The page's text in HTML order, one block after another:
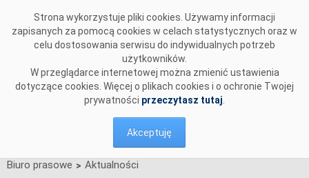
Strona wykorzystuje pliki cookies. Używamy informacji
zapisanych za pomocą cookies w celach statystycznych oraz w
celu dostosowania serwisu do indywidualnych potrzeb
użytkowników.
W przeglądarce internetowej można zmienić ustawienia
dotyczące cookies. Więcej o plikach cookies i o ochronie Twojej
prywatności przeczytasz tutaj
Akceptuję
Biuro prasowe > Aktualności